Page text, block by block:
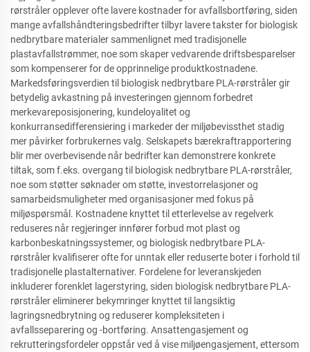
rørstråler opplever ofte lavere kostnader for avfallsbortføring, siden
mange avfallshåndteringsbedrifter tilbyr lavere takster for biologisk
nedbrytbare materialer sammenlignet med tradisjonelle
plastavfallstrømmer, noe som skaper vedvarende driftsbesparelser
som kompenserer for de opprinnelige produktkostnadene.
Markedsføringsverdien til biologisk nedbrytbare PLA-rørstråler gir
betydelig avkastning på investeringen gjennom forbedret
merkevareposisjonering, kundeloyalitet og
konkurransedifferensiering i markeder der miljøbevissthet stadig
mer påvirker forbrukernes valg. Selskapets bærekraftrapportering
blir mer overbevisende når bedrifter kan demonstrere konkrete
tiltak, som f.eks. overgang til biologisk nedbrytbare PLA-rørstråler,
noe som støtter søknader om støtte, investorrelasjoner og
samarbeidsmuligheter med organisasjoner med fokus på
miljøspørsmål. Kostnadene knyttet til etterlevelse av regelverk
reduseres når regjeringer innfører forbud mot plast og
karbonbeskatningssystemer, og biologisk nedbrytbare PLA-
rørstråler kvalifiserer ofte for unntak eller reduserte boter i forhold til
tradisjonelle plastalternativer. Fordelene for leveranskjeden
inkluderer forenklet lagerstyring, siden biologisk nedbrytbare PLA-
rørstråler eliminerer bekymringer knyttet til langsiktig
lagringsnedbrytning og reduserer kompleksiteten i
avfallsseparering og -bortføring. Ansattengasjement og
rekrutteringsfordeler oppstår ved å vise miljøengasjement, ettersom